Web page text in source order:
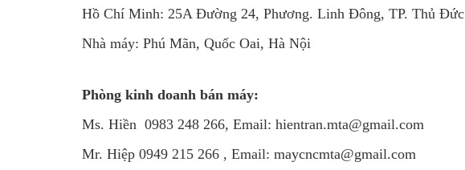
Hồ Chí Minh: 25A Đường 24, Phương. Linh Đông, TP. Thủ Đức
Nhà máy: Phú Mãn, Quốc Oai, Hà Nội
Phòng kinh doanh bán máy:
Ms. Hiền 0983 248 266, Email: hientran.mta@gmail.com
Mr. Hiệp 0949 215 266 , Email: maycncmta@gmail.com